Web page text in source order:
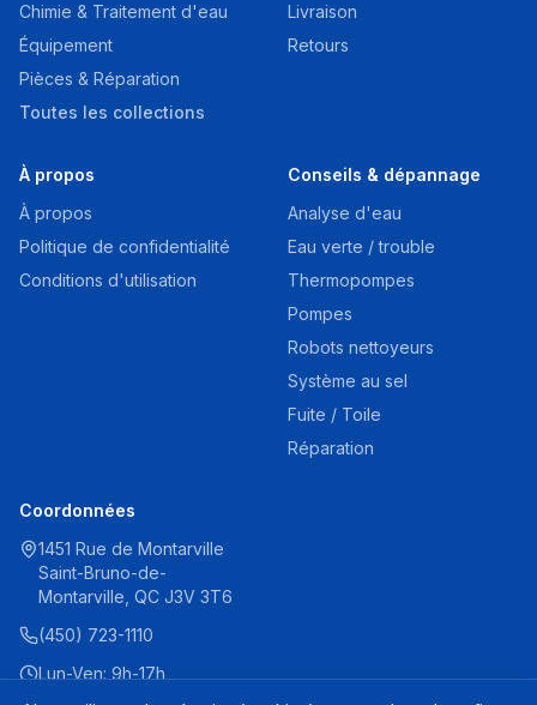
Chimie & Traitement d'eau
Équipement
Pièces & Réparation
Toutes les collections
Livraison
Retours
À propos
À propos
Politique de confidentialité
Conditions d'utilisation
Conseils & dépannage
Analyse d'eau
Eau verte / trouble
Thermopompes
Pompes
Robots nettoyeurs
Système au sel
Fuite / Toile
Réparation
Coordonnées
1451 Rue de Montarville
Saint-Bruno-de-
Montarville, QC J3V 3T6
(450) 723-1110
Lun-Ven: 9h-17h